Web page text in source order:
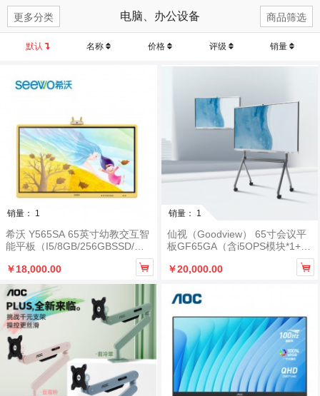
商品筛选
电脑、办公设备
更多分类
默认 名称 价格 评级 销量
销量： 1
希沃 Y565SA 65英寸幼教交互智
能平板（I5/8GB/256GBSSD/三
￥18,000.00

销量： 1
仙视（Goodview） 65寸会议平
板GF65GA（含i5OPS模块*1+无
线传屏器*1+移动支架*1+智能笔*
1）
￥20,000.00 